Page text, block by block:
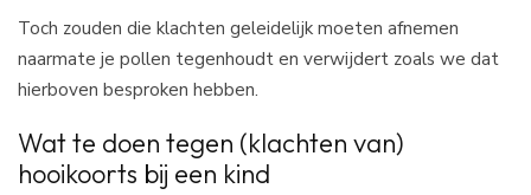
Toch zouden die klachten geleidelijk moeten afnemen
naarmate je pollen tegenhoudt en verwijdert zoals we dat
hierboven besproken hebben.
Wat te doen tegen (klachten van)
hooikoorts bij een kind